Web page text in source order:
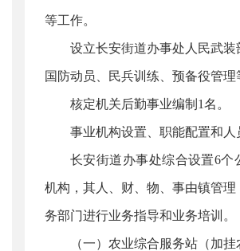
等工作。
设立长安街道办事处人民武装
国防动员、民兵训练、预备役管理
核定机关后勤事业编制1名。
事业机构设置、职能配置和人
长安街道办事处综合设置6个
机构，其人、财、物、事由镇管理
务部门进行业务指导和业务培训。
（一）农业综合服务站（加